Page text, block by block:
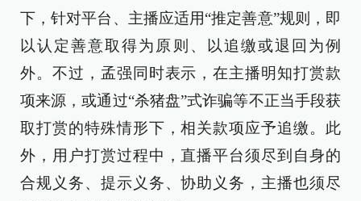
下，针对平台、主播应适用“推定善意”规则，即
以认定善意取得为原则、以追缴或退回为例
外。不过，孟强同时表示，在主播明知打赏款
项来源，或通过“杀猪盘”式诈骗等不正当手段获
取打赏的特殊情形下，相关款项应予追缴。此
外，用户打赏过程中，直播平台须尽到自身的
合规义务、提示义务、协助义务，主播也须尽